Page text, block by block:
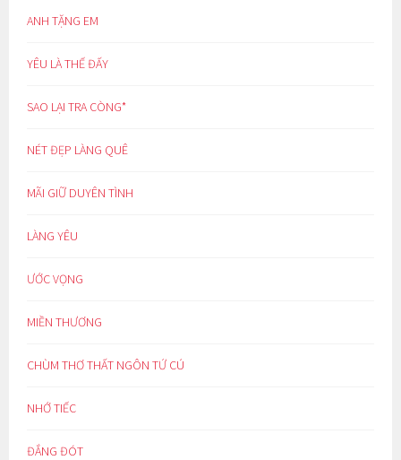
ANH TẶNG EM
YÊU LÀ THẾ ĐẤY
SAO LẠI TRA CÒNG*
NÉT ĐẸP LÀNG QUÊ
MÃI GIỮ DUYÊN TÌNH
LÀNG YÊU
ƯỚC VỌNG
MIỀN THƯƠNG
CHÙM THƠ THẤT NGÔN TỨ CÚ
NHỚ TIẾC
ĐẮNG ĐÓT